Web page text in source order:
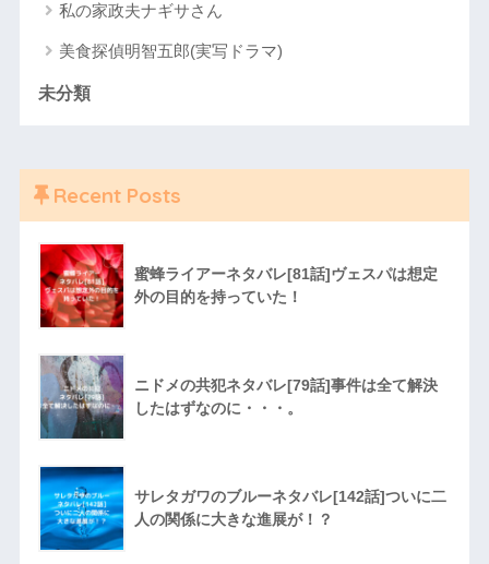
私の家政夫ナギサさん
美食探偵明智五郎(実写ドラマ)
未分類
Recent Posts
蜜蜂ライアーネタバレ[81話]ヴェスパは想定
外の目的を持っていた！
ニドメの共犯ネタバレ[79話]事件は全て解決
したはずなのに・・・。
サレタガワのブルーネタバレ[142話]ついに二
人の関係に大きな進展が！？